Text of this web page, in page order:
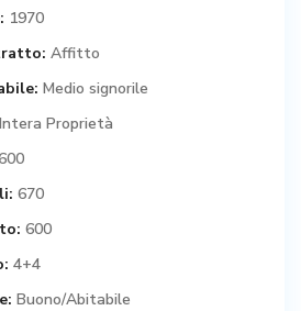
1970
Affitto
Medio signorile
Intera Proprietà
670
600
4+4
Buono/Abitabile